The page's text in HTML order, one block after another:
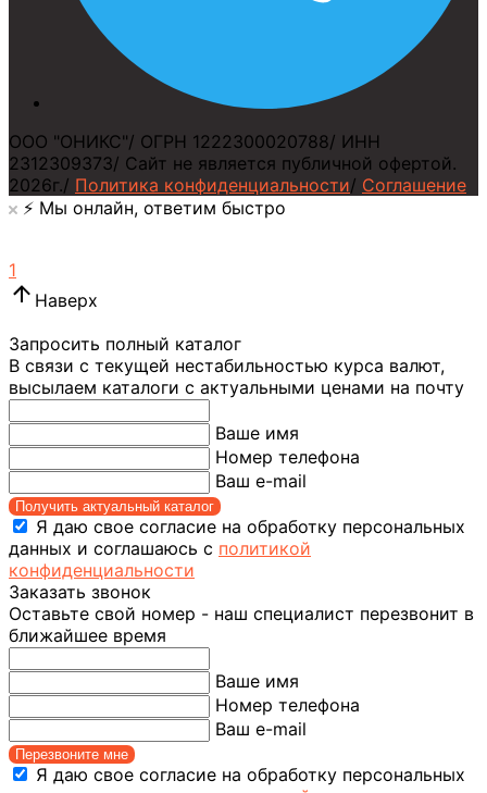
ООО "ОНИКС"/ ОГРН 1222300020788/ ИНН
2312309373/ Сайт не является публичной офертой.
2026г./ Политика конфиденциальности/ Соглашение
⚡️ Мы онлайн, ответим быстро
1
Наверх
Запросить полный каталог
В связи с текущей нестабильностью курса валют,
высылаем каталоги с актуальными ценами на почту
Ваше имя
Номер телефона
Ваш e-mail
Получить актуальный каталог
Я даю свое согласие на обработку персональных
данных и соглашаюсь с политикой
конфиденциальности
Заказать звонок
Оставьте свой номер - наш специалист перезвонит в
ближайшее время
Ваше имя
Номер телефона
Ваш e-mail
Перезвоните мне
Я даю свое согласие на обработку персональных